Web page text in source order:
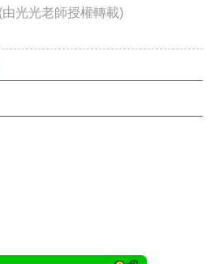
光光老師授權轉載)